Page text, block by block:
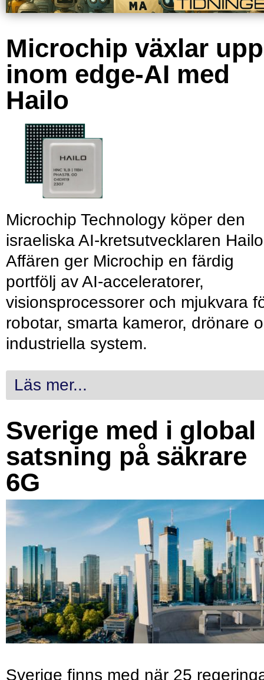
Microchip växlar upp
inom edge-AI med
Hailo
Microchip Technology köper den
israeliska AI-kretsutvecklaren
Affären ger Microchip en färdig
portfölj av AI-acceleratorer,
visionsprocessorer och mjukvara
robotar, smarta kameror, drönare
industriella system.
Läs mer...
Sverige med i global
satsning på säkrare
6G
Sverige finns med när 25